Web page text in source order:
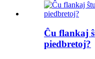
Ĉu flankaj
piedbretoj?